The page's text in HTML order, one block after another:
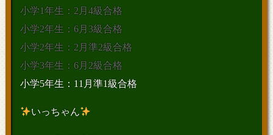
小学1年生：2月4級合格
小学2年生：6月3級合格
小学2年生：2月準2級合格
小学3年生：6月2級合格
小学5年生：11月準1級合格
いっちゃん